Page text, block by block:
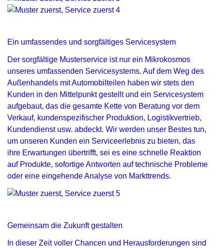
Ein umfassendes und sorgfältiges Servicesystem
Der sorgfältige Musterservice ist nur ein Mikrokosmos
unseres umfassenden Servicesystems. Auf dem Weg des
Außenhandels mit Automobilteilen haben wir stets den
Kunden in den Mittelpunkt gestellt und ein Servicesystem
aufgebaut, das die gesamte Kette von Beratung vor dem
Verkauf, kundenspezifischer Produktion, Logistikvertrieb,
Kundendienst usw. abdeckt. Wir werden unser Bestes tun,
um unseren Kunden ein Serviceerlebnis zu bieten, das
ihre Erwartungen übertrifft, sei es eine schnelle Reaktion
auf Produkte, sofortige Antworten auf technische Probleme
oder eine eingehende Analyse von Markttrends.
Gemeinsam die Zukunft gestalten
In dieser Zeit voller Chancen und Herausforderungen sind